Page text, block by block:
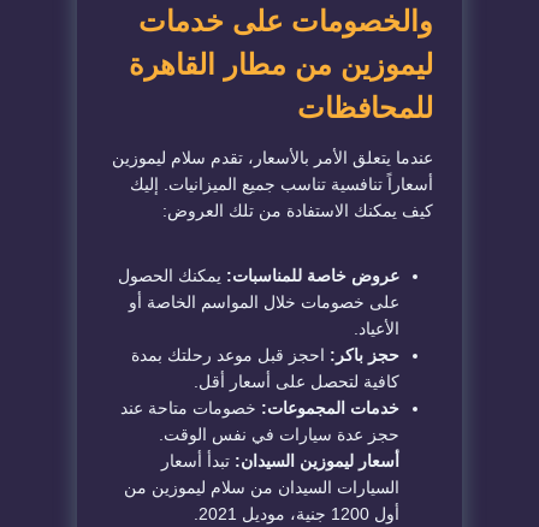
والخصومات على خدمات
ليموزين من مطار القاهرة
للمحافظات
عندما يتعلق الأمر بالأسعار، تقدم سلام ليموزين
أسعاراً تنافسية تناسب جميع الميزانيات. إليك
كيف يمكنك الاستفادة من تلك العروض:
عروض خاصة للمناسبات: يمكنك الحصول
على خصومات خلال المواسم الخاصة أو
الأعياد.
حجز باكر: احجز قبل موعد رحلتك بمدة
كافية لتحصل على أسعار أقل.
خدمات المجموعات: خصومات متاحة عند
حجز عدة سيارات في نفس الوقت.
أسعار ليموزين السيدان: تبدأ أسعار
السيارات السيدان من سلام ليموزين من
أول 1200 جنية، موديل 2021.